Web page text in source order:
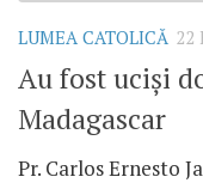
LUMEA CATOLICĂ 22
Au fost uciși
Madagascar
Pr. Carlos Ernesto